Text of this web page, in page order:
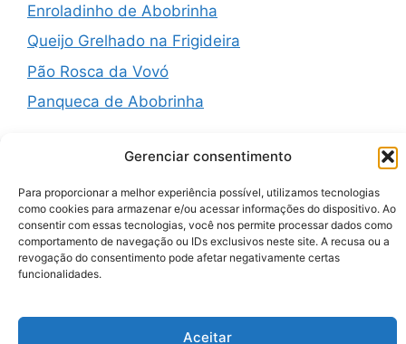
Gerenciar consentimento
Para proporcionar a melhor experiência possível, utilizamos tecnologias
como cookies para armazenar e/ou acessar informações do dispositivo. Ao
consentir com essas tecnologias, você nos permite processar dados como
comportamento de navegação ou IDs exclusivos neste site. A recusa ou a
revogação do consentimento pode afetar negativamente certas
funcionalidades.
Aceitar
Enroladinho de Abobrinha
Queijo Grelhado na Frigideira
Pão Rosca da Vovó
Panqueca de Abobrinha
Recent Comments
A WordPress CommenteremHello world!
© 2026 Zenauraf Receitas• Built with